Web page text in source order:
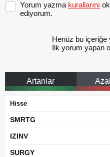
Yorum yazma kurallarını
ediyorum.
Henüz bu içeriğe
İlk yorum yapan
Artanlar
Hisse
SMRTG
IZINV
SURGY